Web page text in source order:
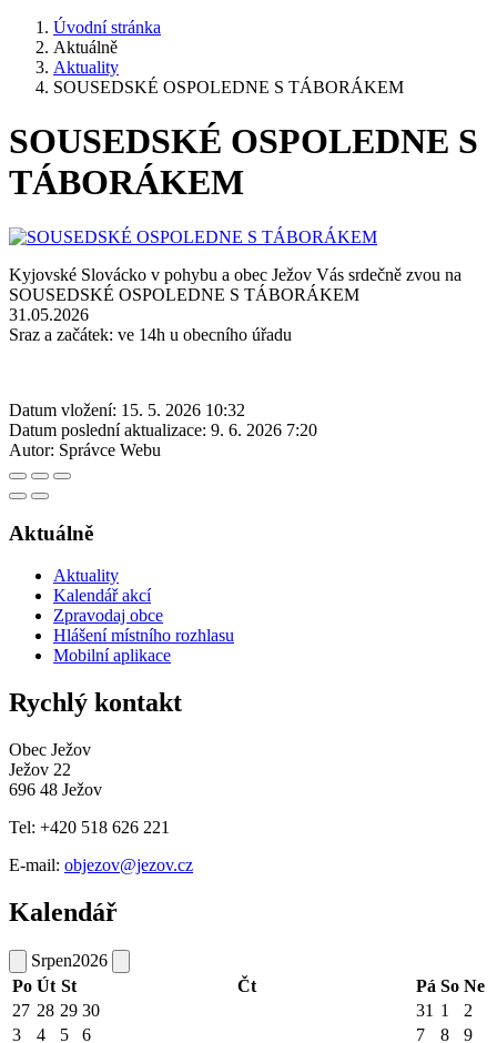
Úvodní stránka
Aktuálně
Aktuality
SOUSEDSKÉ OSPOLEDNE S TÁBORÁKEM
SOUSEDSKÉ OSPOLEDNE S
TÁBORÁKEM
Kyjovské Slovácko v pohybu a obec Ježov Vás srdečně zvou na
SOUSEDSKÉ OSPOLEDNE S TÁBORÁKEM
31.05.2026
Sraz a začátek: ve 14h u obecního úřadu
Datum vložení: 15. 5. 2026 10:32
Datum poslední aktualizace: 9. 6. 2026 7:20
Autor: Správce Webu
Aktuálně
Aktuality
Kalendář akcí
Zpravodaj obce
Hlášení místního rozhlasu
Mobilní aplikace
Rychlý kontakt
Obec Ježov
Ježov 22
696 48 Ježov
Tel: +420 518 626 221
E-mail: objezov@jezov.cz
Kalendář
Srpen2026
Po Út St Čt Pá So Ne
27 28 29 30 31 1
2
3
4 5 6 7 8 9